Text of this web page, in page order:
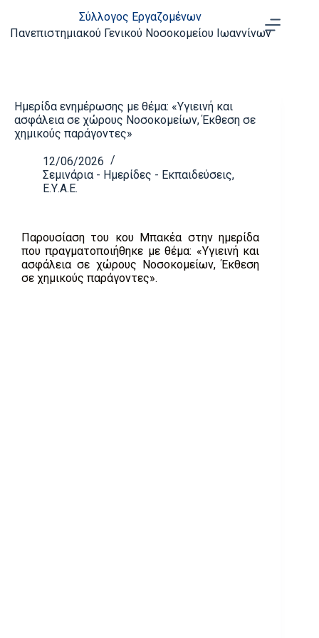
Σύλλογος Εργαζομένων
Πανεπιστημιακού Γενικού Νοσοκομείου Ιωαννίνων
Ημερίδα ενημέρωσης με θέμα: «Υγιεινή και
ασφάλεια σε χώρους Νοσοκομείων, Έκθεση σε
χημικούς παράγοντες»
12/06/2026
Σεμινάρια - Ημερίδες - Εκπαιδεύσεις,
Ε.Υ.Α.Ε.
Παρουσίαση του κου Μπακέα στην ημερίδα
που πραγματοποιήθηκε με θέμα: «Υγιεινή και
ασφάλεια σε χώρους Νοσοκομείων, Έκθεση
σε χημικούς παράγοντες».